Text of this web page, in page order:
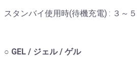
スタンバイ使用時(待機充電) : ３～
○ GEL / ジェル / ゲル